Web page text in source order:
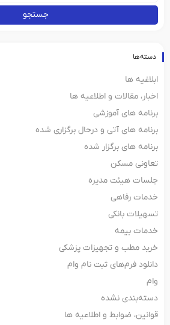
جستجو
دسته‌ها
ابلاغیه ها
اخبار، مقالات و اطلاعیه ها
برنامه های آموزشی
برنامه های آتی و درحال برگزاری شده
برنامه های برگزار شده
تعاونی مسکن
جلسات هیئت مدیره
خدمات رفاهی
تسهیلات بانکی
خدمات بیمه
خرید مطب و تجهیزات پزشکی
دانلود فرم‌های ثبت‌ نام وام
وام
دسته‌بندی نشده
قوانین، ضوابط و اطلاعیه ها